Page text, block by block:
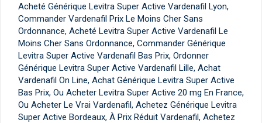
Acheté Générique Levitra Super Active Vardenafil Lyon,
Commander Vardenafil Prix Le Moins Cher Sans
Ordonnance, Acheté Levitra Super Active Vardenafil Le
Moins Cher Sans Ordonnance, Commander Générique
Levitra Super Active Vardenafil Bas Prix, Ordonner
Générique Levitra Super Active Vardenafil Lille, Achat
Vardenafil On Line, Achat Générique Levitra Super Active
Bas Prix, Ou Acheter Levitra Super Active 20 mg En France,
Ou Acheter Le Vrai Vardenafil, Achetez Générique Levitra
Super Active Bordeaux, À Prix Réduit Vardenafil, Achetez